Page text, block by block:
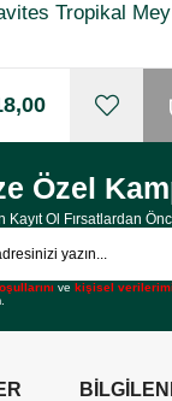
Özel
Kayıt Ol Fırsatlardan
vekişisel